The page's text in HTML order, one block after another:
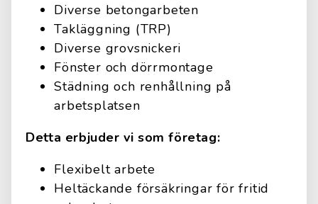
Diverse betongarbeten
Takläggning (TRP)
Diverse grovsnickeri
Fönster och dörrmontage
Städning och renhållning på
arbetsplatsen
Detta erbjuder vi som företag:
Flexibelt arbete
Heltäckande försäkringar för fritid